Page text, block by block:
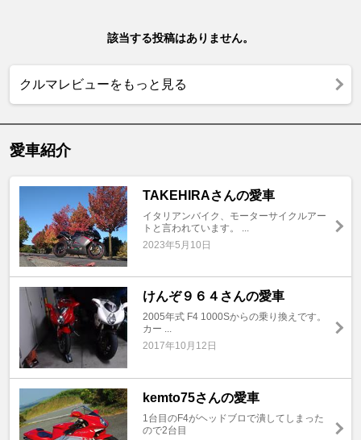
該当する投稿はありません。
クルマレビューをもっと見る
愛車紹介
TAKEHIRAさんの愛車
イタリアンバイク、モーターサイクルアー
トと言われています。 ...
2023年5月10日
けんぞ９６４さんの愛車
2005年式 F4 1000Sからの乗り換えです。
カー ...
2017年10月12日
kemto75さんの愛車
1台目のF4がヘッドブロで潰してしまった
ので2台目